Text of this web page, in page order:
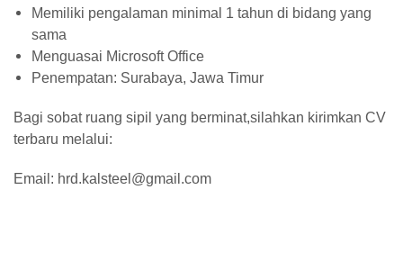
Memiliki pengalaman minimal 1 tahun di bidang yang
sama
Menguasai Microsoft Office
Penempatan: Surabaya, Jawa Timur
Bagi sobat ruang sipil yang berminat,silahkan kirimkan CV
terbaru melalui:
Email: hrd.kalsteel@gmail.com